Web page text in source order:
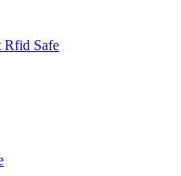
Rfid Safe